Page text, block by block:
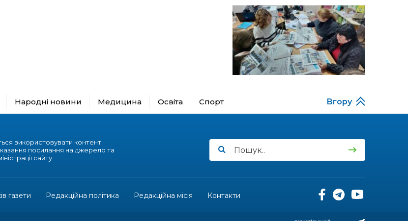
10 лип
17:18
10 лип
Морські мушлі в техніці
макраме
17:07
10 лип
Бахмутяни вибороли
нагороди на чемпіонаті
11:54
Юна бахмутянка Кіра
Народні новини Медицина Освіта Спорт Вгору
використовувати контент
посилання на джерело та
сайту.
газети Редакційна політика Редакційна місія Контакти